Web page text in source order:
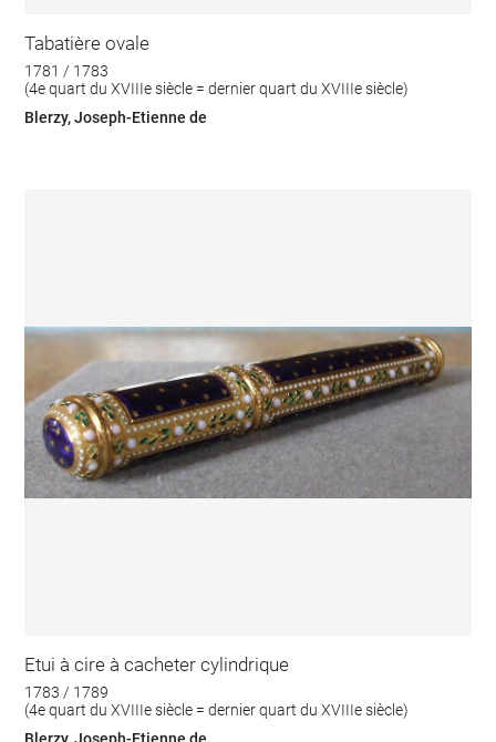
Tabatière ovale
1781 / 1783
(4e quart du XVIIIe siècle = dernier quart du XVIIIe siècle)
Blerzy, Joseph-Etienne de
Etui à cire à cacheter cylindrique
1783 / 1789
(4e quart du XVIIIe siècle = dernier quart du XVIIIe siècle)